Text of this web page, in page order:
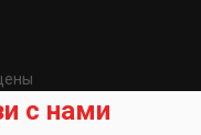
с нами